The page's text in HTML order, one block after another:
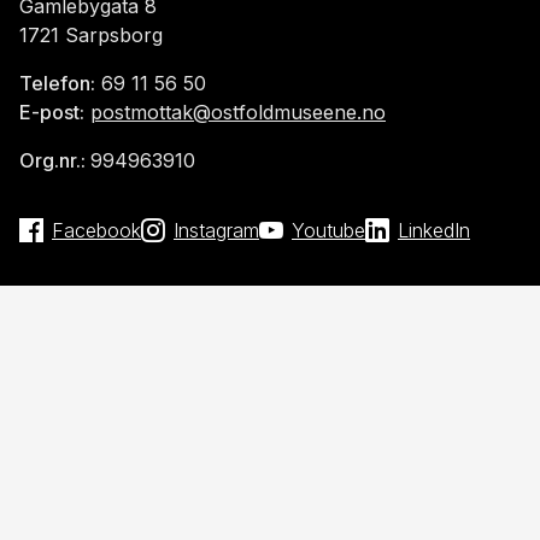
Gamlebygata 8
1721 Sarpsborg
Telefon: 69 11 56 50
E-post: postmottak@ostfoldmuseene.no
Org.nr.: 994963910
Facebook Instagram Youtube LinkedIn